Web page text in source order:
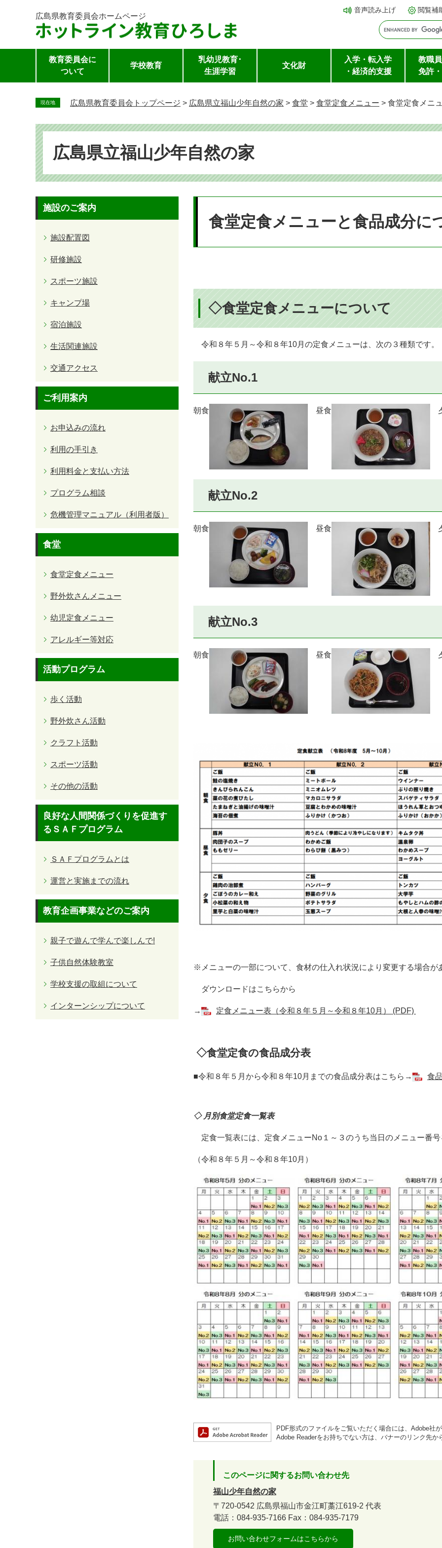
ー
し
広島県教育委員会ホームページ
音声読み上げ 閲覧補
教育委員会に
ついて
学校教育
乳幼児教育･
生涯学習
文化財
入学・転入学
・経済的支援
教職
免許
現在地 広島県教育委員会トップページ > 広島県立福山少年自然の家 > 食堂 > 食堂定食メニュー > 食堂定食メニ
広島県立福山少年自然の家
食堂定食メニューと食品成分に
◇食堂定食メニューについて
令和８年５月～令和８年10月の定食メニューは、次の３種類です。
献立No.1
朝食 昼食
献立No.2
朝食 昼食
献立No.3
朝食 昼食
※メニューの一部について、食材の仕入れ状況により変更する場合が
ダウンロードはこちらから
→ 定食メニュー表（令和８年５月～令和８年10月） (PDF)
◇食堂定食の食品成分表
■令和８年５月から令和８年10月までの食品成分表はこちら→ 食
◇ 月別食堂定食一覧表
定食一覧表には、定食メニューNo１～３のうち当日のメニュー番
（令和８年５月～令和８年10月）
PDF形式のファイルをご覧いただく場合には、Adobe社
Adobe Readerをお持ちでない方は、バナーのリンク先
このページに関するお問い合わせ先
福山少年自然の家
〒720-0542 広島県福山市金江町藁江619-2 代表
電話：084-935-7166 Fax：084-935-7179
お問い合わせフォームはこちらから
施設のご案内
施設配置図
研修施設
スポーツ施設
キャンプ場
宿泊施設
生活関連施設
交通アクセス
ご利用案内
お申込みの流れ
利用の手引き
利用料金と支払い方法
プログラム相談
危機管理マニュアル（利用者版）
食堂
食堂定食メニュー
野外炊さんメニュー
幼児定食メニュー
アレルギー等対応
活動プログラム
歩く活動
野外炊さん活動
クラフト活動
スポーツ活動
その他の活動
良好な人間関係づくりを促進す
るＳＡＦプログラム
ＳＡＦプログラムとは
運営と実施までの流れ
教育企画事業などのご案内
親子で遊んで学んで楽しんで!
子供自然体験教室
学校支援の取組について
インターンシップについて